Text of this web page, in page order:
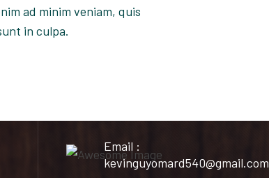
ad minim veniam, quis
in culpa.
Email :
kevinguyomard540@gmail.com